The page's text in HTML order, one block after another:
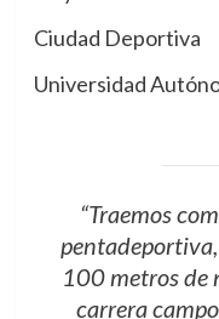
Ciudad Deportiva
Universidad
“Traemos
100 metros de
carrera